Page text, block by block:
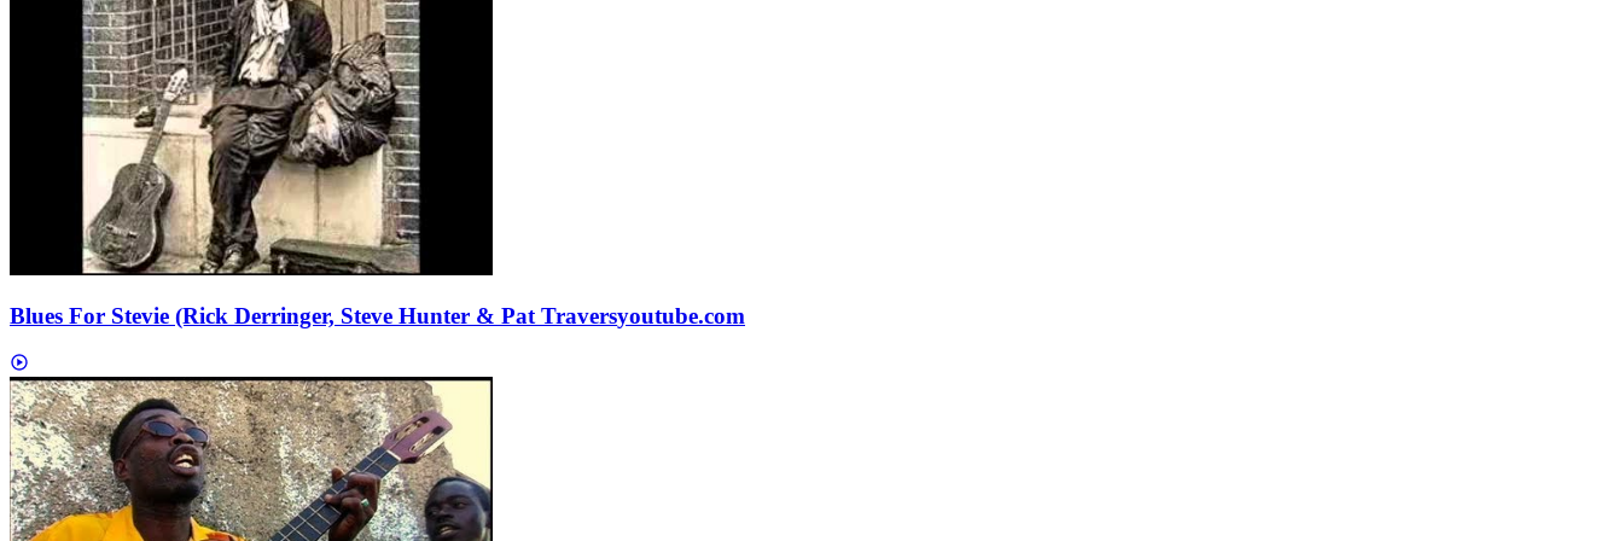
Blues For Stevie (Rick Derringer, Steve Hunter & Pat Traversyoutube.com